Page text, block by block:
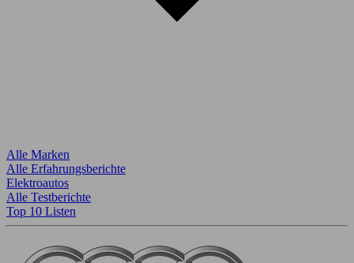
Alle Marken
Alle Erfahrungsberichte
Elektroautos
Alle Testberichte
Top 10 Listen